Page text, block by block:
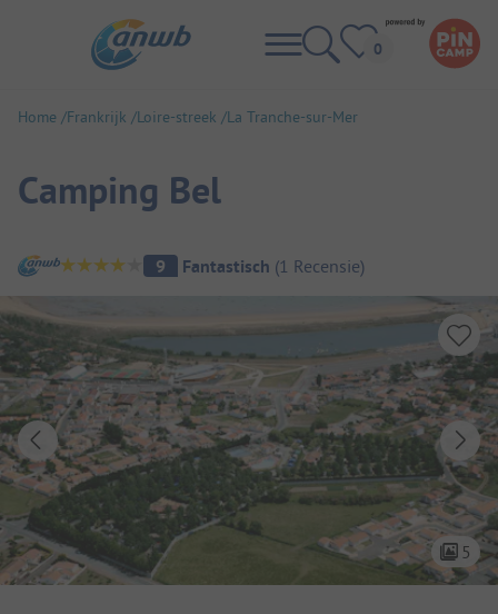
Home Frankrijk Loire-streek La Tranche-sur-Mer
Camping Bel
Camping overzicht
9 Fantastisch (1 Recensie)
5